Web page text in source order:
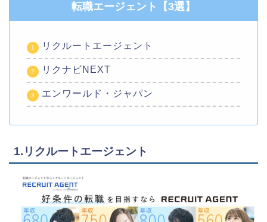
転職エージェント【3選】
リクルートエージェント
リクナビNEXT
エンワールド・ジャパン
1.リクルートエージェント